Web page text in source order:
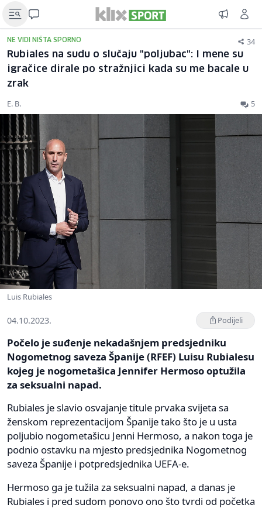
NE VIDI NIŠTA SPORNO 34
Rubiales na sudu o slučaju "poljubac": I mene su
igračice dirale po stražnjici kada su me bacale u
zrak
E. B. 5
Luis Rubiales
04.10.2023. Podijeli
Počelo je suđenje nekadašnjem predsjedniku
Nogometnog saveza Španije (RFEF) Luisu Rubialesu
kojeg je nogometašica Jennifer Hermoso optužila
za seksualni napad.
Rubiales je slavio osvajanje titule prvaka svijeta sa
ženskom reprezentacijom Španije tako što je u usta
poljubio nogometašicu Jenni Hermoso, a nakon toga je
podnio ostavku na mjesto predsjednika Nogometnog
saveza Španije i potpredsjednika UEFA-e.
Hermoso ga je tužila za seksualni napad, a danas je
Rubiales i pred sudom ponovo ono što tvrdi od početka